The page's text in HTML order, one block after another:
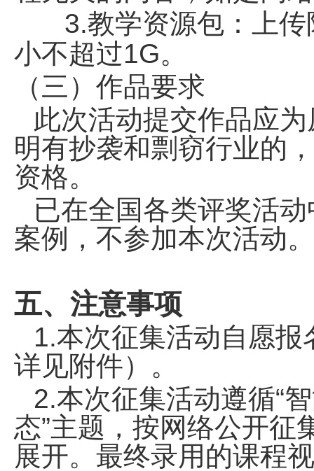
3.教学资源包：上
小不超过1G。
（三）作品要求
此次活动提交作品应
明有抄袭和剽窃行业的
资格。
已在全国各类评奖活
案例，不参加本次活动。
五、注意事项
1.本次征集活动自愿
详见附件）。
2.本次征集活动遵循“
态”主题，按网络公开征
展开。最终录用的课程